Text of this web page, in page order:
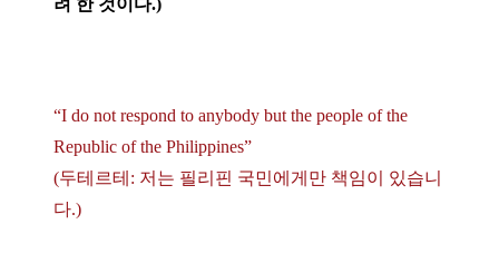
“I do not respond to anybody but the people of the
Republic of the Philippines”
(두테르테: 저는 필리핀 국민에게만 책임이 있습니
다.)